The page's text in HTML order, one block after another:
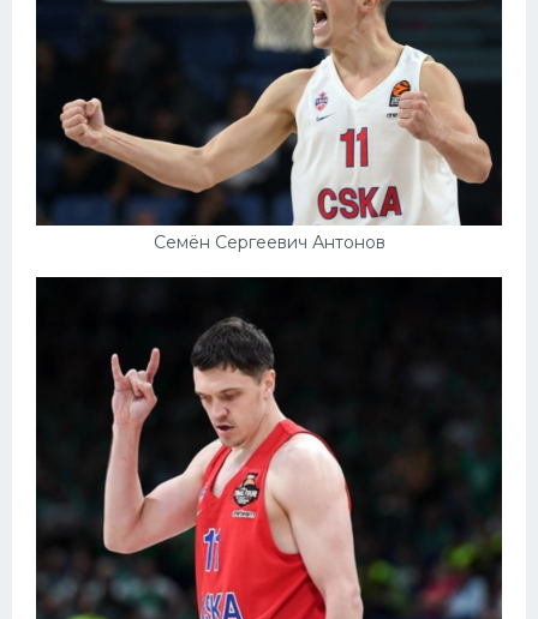
Семён Сергеевич Антонов